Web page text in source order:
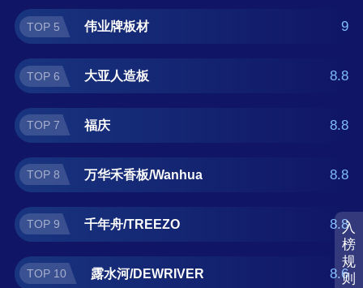
入
榜
规
则
TOP 5 伟业牌板材 9
TOP 6 大亚人造板 8.8
TOP 7 福庆 8.8
TOP 8 万华禾香板/Wanhua 8.8
TOP 9 千年舟/TREEZO 8.8
TOP 10 露水河/DEWRIVER 8.6